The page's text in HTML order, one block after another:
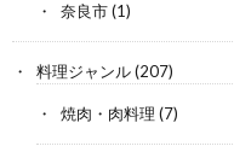
奈良市(1)
料理ジャンル(207)
焼肉・肉料理 (7)